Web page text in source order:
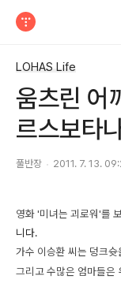
LOHAS Life
움츠린 어
르스보타
풀반장 2011. 7. 13.
영화 '미녀는 괴로워'를
니다.
가수 이승환 씨는 덩크슛
그리고 수많은 엄마들은